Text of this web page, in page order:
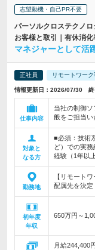
志望動機・自己PR不要
パーソルクロステクノ
お客様と取引｜有休消化
マネジャーとして活
正社員 リモートワーク
情報更新日：2026/07/30
仕事内容
当社の制御
般をご担当い
対象と
なる方
■必須：技術
ど）での実
経験（1年以上
勤務地
【リモート
配属先を決
初年度
年収
650万円～
月給244,400